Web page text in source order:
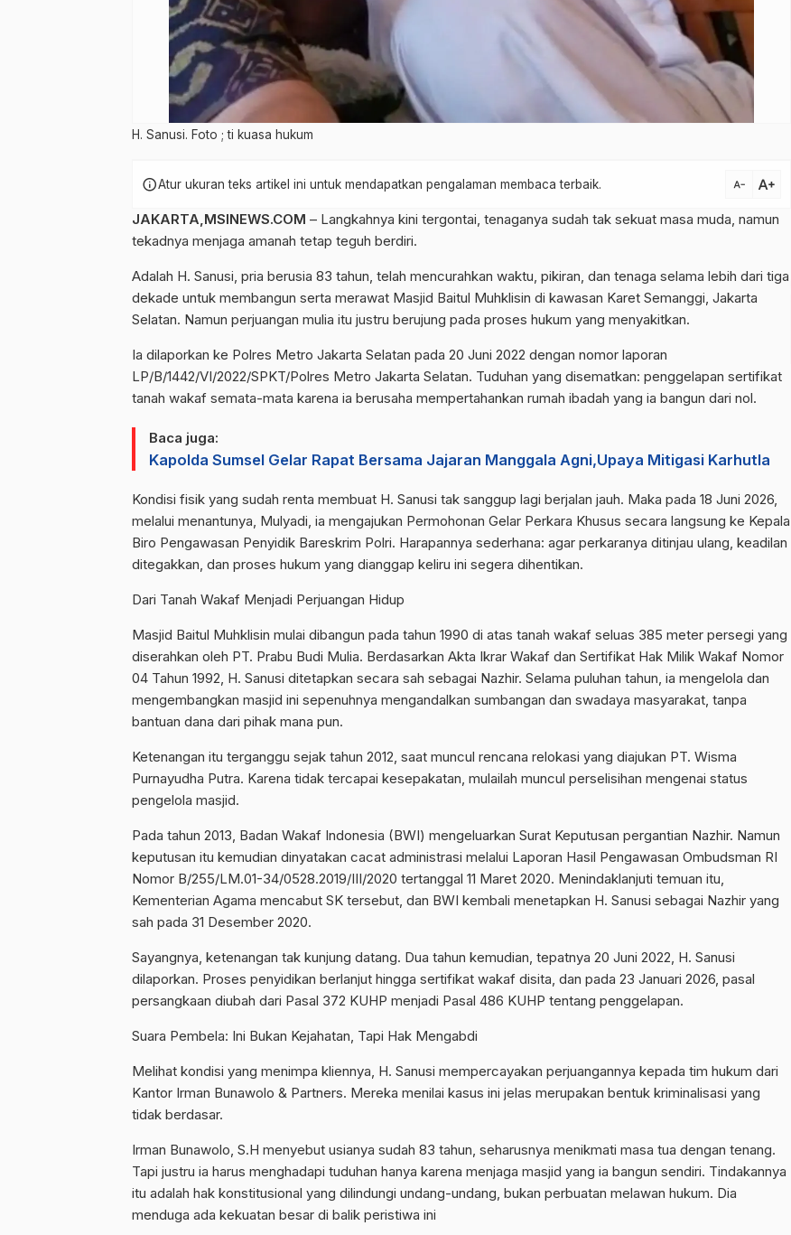
H. Sanusi. Foto ; ti kuasa hukum
H. Sanusi. Foto ; ti kuasa hukum
infoAtur ukuran teks artikel ini untuk mendapatkan pengalaman membaca terbaik. text_decrease text_increase
JAKARTA,MSINEWS.COM – Langkahnya kini tergontai, tenaganya sudah tak sekuat masa muda, namun
tekadnya menjaga amanah tetap teguh berdiri.
Adalah H. Sanusi, pria berusia 83 tahun, telah mencurahkan waktu, pikiran, dan tenaga selama lebih dari tiga
dekade untuk membangun serta merawat Masjid Baitul Muhklisin di kawasan Karet Semanggi, Jakarta
Selatan. Namun perjuangan mulia itu justru berujung pada proses hukum yang menyakitkan.
Ia dilaporkan ke Polres Metro Jakarta Selatan pada 20 Juni 2022 dengan nomor laporan
LP/B/1442/VI/2022/SPKT/Polres Metro Jakarta Selatan. Tuduhan yang disematkan: penggelapan sertifikat
tanah wakaf semata-mata karena ia berusaha mempertahankan rumah ibadah yang ia bangun dari nol.
Baca juga:
Kapolda Sumsel Gelar Rapat Bersama Jajaran Manggala Agni,Upaya Mitigasi Karhutla
Kondisi fisik yang sudah renta membuat H. Sanusi tak sanggup lagi berjalan jauh. Maka pada 18 Juni 2026,
melalui menantunya, Mulyadi, ia mengajukan Permohonan Gelar Perkara Khusus secara langsung ke Kepala
Biro Pengawasan Penyidik Bareskrim Polri. Harapannya sederhana: agar perkaranya ditinjau ulang, keadilan
ditegakkan, dan proses hukum yang dianggap keliru ini segera dihentikan.
Dari Tanah Wakaf Menjadi Perjuangan Hidup
Masjid Baitul Muhklisin mulai dibangun pada tahun 1990 di atas tanah wakaf seluas 385 meter persegi yang
diserahkan oleh PT. Prabu Budi Mulia. Berdasarkan Akta Ikrar Wakaf dan Sertifikat Hak Milik Wakaf Nomor
04 Tahun 1992, H. Sanusi ditetapkan secara sah sebagai Nazhir. Selama puluhan tahun, ia mengelola dan
mengembangkan masjid ini sepenuhnya mengandalkan sumbangan dan swadaya masyarakat, tanpa
bantuan dana dari pihak mana pun.
Ketenangan itu terganggu sejak tahun 2012, saat muncul rencana relokasi yang diajukan PT. Wisma
Purnayudha Putra. Karena tidak tercapai kesepakatan, mulailah muncul perselisihan mengenai status
pengelola masjid.
Pada tahun 2013, Badan Wakaf Indonesia (BWI) mengeluarkan Surat Keputusan pergantian Nazhir. Namun
keputusan itu kemudian dinyatakan cacat administrasi melalui Laporan Hasil Pengawasan Ombudsman RI
Nomor B/255/LM.01-34/0528.2019/III/2020 tertanggal 11 Maret 2020. Menindaklanjuti temuan itu,
Kementerian Agama mencabut SK tersebut, dan BWI kembali menetapkan H. Sanusi sebagai Nazhir yang
sah pada 31 Desember 2020.
Sayangnya, ketenangan tak kunjung datang. Dua tahun kemudian, tepatnya 20 Juni 2022, H. Sanusi
dilaporkan. Proses penyidikan berlanjut hingga sertifikat wakaf disita, dan pada 23 Januari 2026, pasal
persangkaan diubah dari Pasal 372 KUHP menjadi Pasal 486 KUHP tentang penggelapan.
Suara Pembela: Ini Bukan Kejahatan, Tapi Hak Mengabdi
Melihat kondisi yang menimpa kliennya, H. Sanusi mempercayakan perjuangannya kepada tim hukum dari
Kantor Irman Bunawolo & Partners. Mereka menilai kasus ini jelas merupakan bentuk kriminalisasi yang
tidak berdasar.
Irman Bunawolo, S.H menyebut usianya sudah 83 tahun, seharusnya menikmati masa tua dengan tenang.
Tapi justru ia harus menghadapi tuduhan hanya karena menjaga masjid yang ia bangun sendiri. Tindakannya
itu adalah hak konstitusional yang dilindungi undang-undang, bukan perbuatan melawan hukum. Dia
menduga ada kekuatan besar di balik peristiwa ini